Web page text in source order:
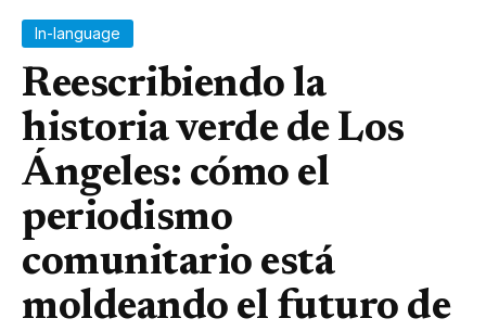
In-language
Reescribiendo la
historia verde de Los
Ángeles: cómo el
periodismo
comunitario está
moldeando el futuro de